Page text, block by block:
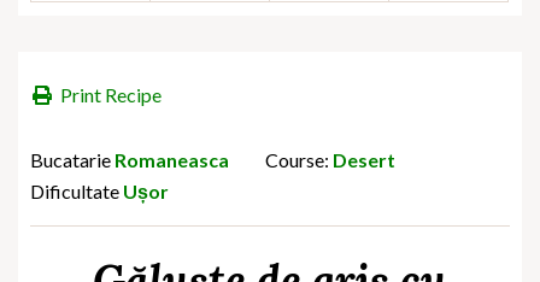
Print Recipe
Bucatarie Romaneasca Course: Desert
Dificultate Ușor